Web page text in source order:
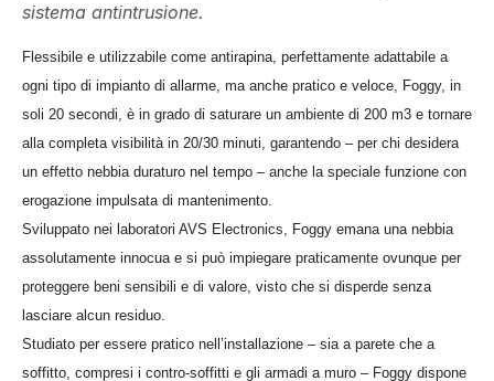
sistema antintrusione.
Flessibile e utilizzabile come antirapina, perfettamente adattabile a
ogni tipo di impianto di allarme, ma anche pratico e veloce, Foggy, in
soli 20 secondi, è in grado di saturare un ambiente di 200 m3 e tornare
alla completa visibilità in 20/30 minuti, garantendo – per chi desidera
un effetto nebbia duraturo nel tempo – anche la speciale funzione con
erogazione impulsata di mantenimento.
Sviluppato nei laboratori AVS Electronics, Foggy emana una nebbia
assolutamente innocua e si può impiegare praticamente ovunque per
proteggere beni sensibili e di valore, visto che si disperde senza
lasciare alcun residuo.
Studiato per essere pratico nell’installazione – sia a parete che a
soffitto, compresi i contro-soffitti e gli armadi a muro – Foggy dispone